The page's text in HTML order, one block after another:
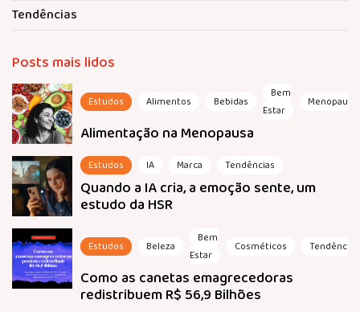
Tendências
Posts mais lidos
Estudos Alimentos Bebidas
Bem
Estar
Menopausa
Alimentação na Menopausa
Estudos IA Marca Tendências
Quando a IA cria, a emoção sente, um
estudo da HSR
Estudos Beleza
Bem
Estar
Cosméticos Tendências
Como as canetas emagrecedoras
redistribuem R$ 56,9 Bilhões